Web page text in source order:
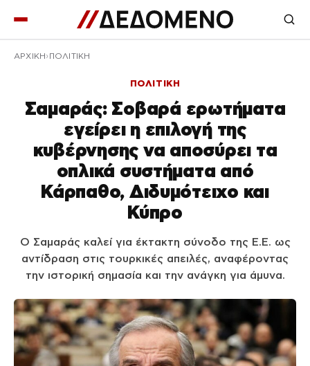
ΑΡΧΙΚΉ ΠΟΛΙΤΙΚΗ
ΠΟΛΙΤΙΚΗ
Σαμαράς: Σοβαρά ερωτήματα
εγείρει η επιλογή της
κυβέρνησης να αποσύρει τα
οπλικά συστήματα από
Κάρπαθο, Διδυμότειχο και
Κύπρο
Ο Σαμαράς καλεί για έκτακτη σύνοδο της Ε.Ε. ως
αντίδραση στις τουρκικές απειλές, αναφέροντας
την ιστορική σημασία και την ανάγκη για άμυνα.